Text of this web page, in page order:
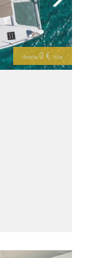
Next
desde 0 € /día
siehe Details >>